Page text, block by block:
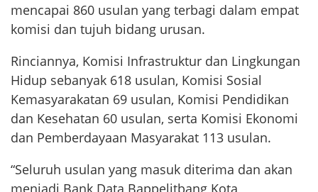
mencapai 860 usulan yang terbagi dalam empat
komisi dan tujuh bidang urusan.
Rinciannya, Komisi Infrastruktur dan Lingkungan
Hidup sebanyak 618 usulan, Komisi Sosial
Kemasyarakatan 69 usulan, Komisi Pendidikan
dan Kesehatan 60 usulan, serta Komisi Ekonomi
dan Pemberdayaan Masyarakat 113 usulan.
“Seluruh usulan yang masuk diterima dan akan
menjadi Bank Data Bappelitbang Kota